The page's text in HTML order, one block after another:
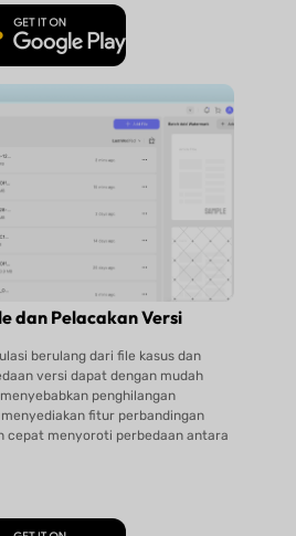
Unduh Gratis
dan Pelacakan Versi
berulang dari file kasus dan
versi dapat dengan mudah
penghilangan
fitur perbandingan
cepat menyoroti perbedaan antara